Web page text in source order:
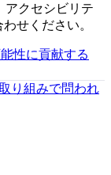
アクセシビリテ
せください。
性に貢献する
り組みで問われ